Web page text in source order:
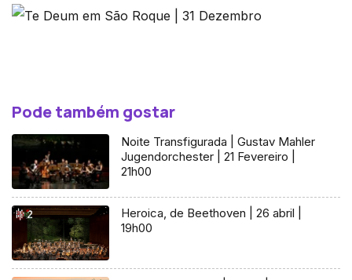
Pode também gostar
Noite Transfigurada | Gustav Mahler
Jugendorchester | 21 Fevereiro |
21h00
Heroica, de Beethoven | 26 abril |
19h00